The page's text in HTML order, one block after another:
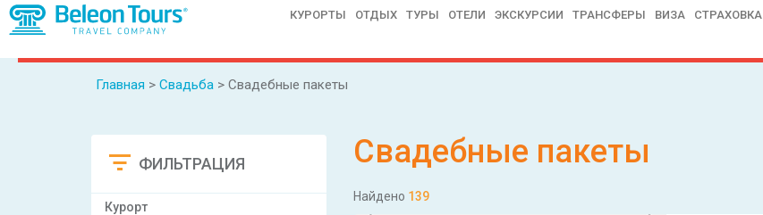
КУРОРТЫ ОТДЫХ ТУРЫ ОТЕЛИ ЭКСКУРСИИ ТРАНСФЕРЫ ВИЗА СТРАХОВКА
Главная > Свадьба > Свадебные пакеты
ФИЛЬТРАЦИЯ
Курорт
Свадебные пакеты
Найдено 139